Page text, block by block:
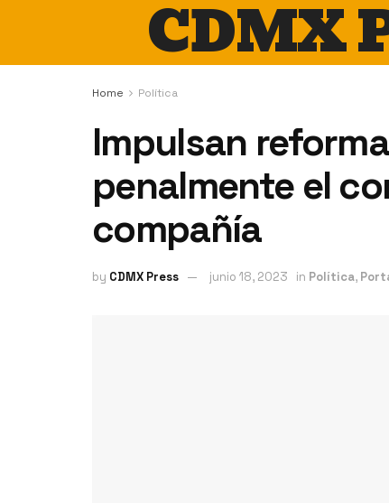
CDMX
Home Política
Impulsan
penalmente el
compañía
by CDMX Press junio 18, 2023 in Política,